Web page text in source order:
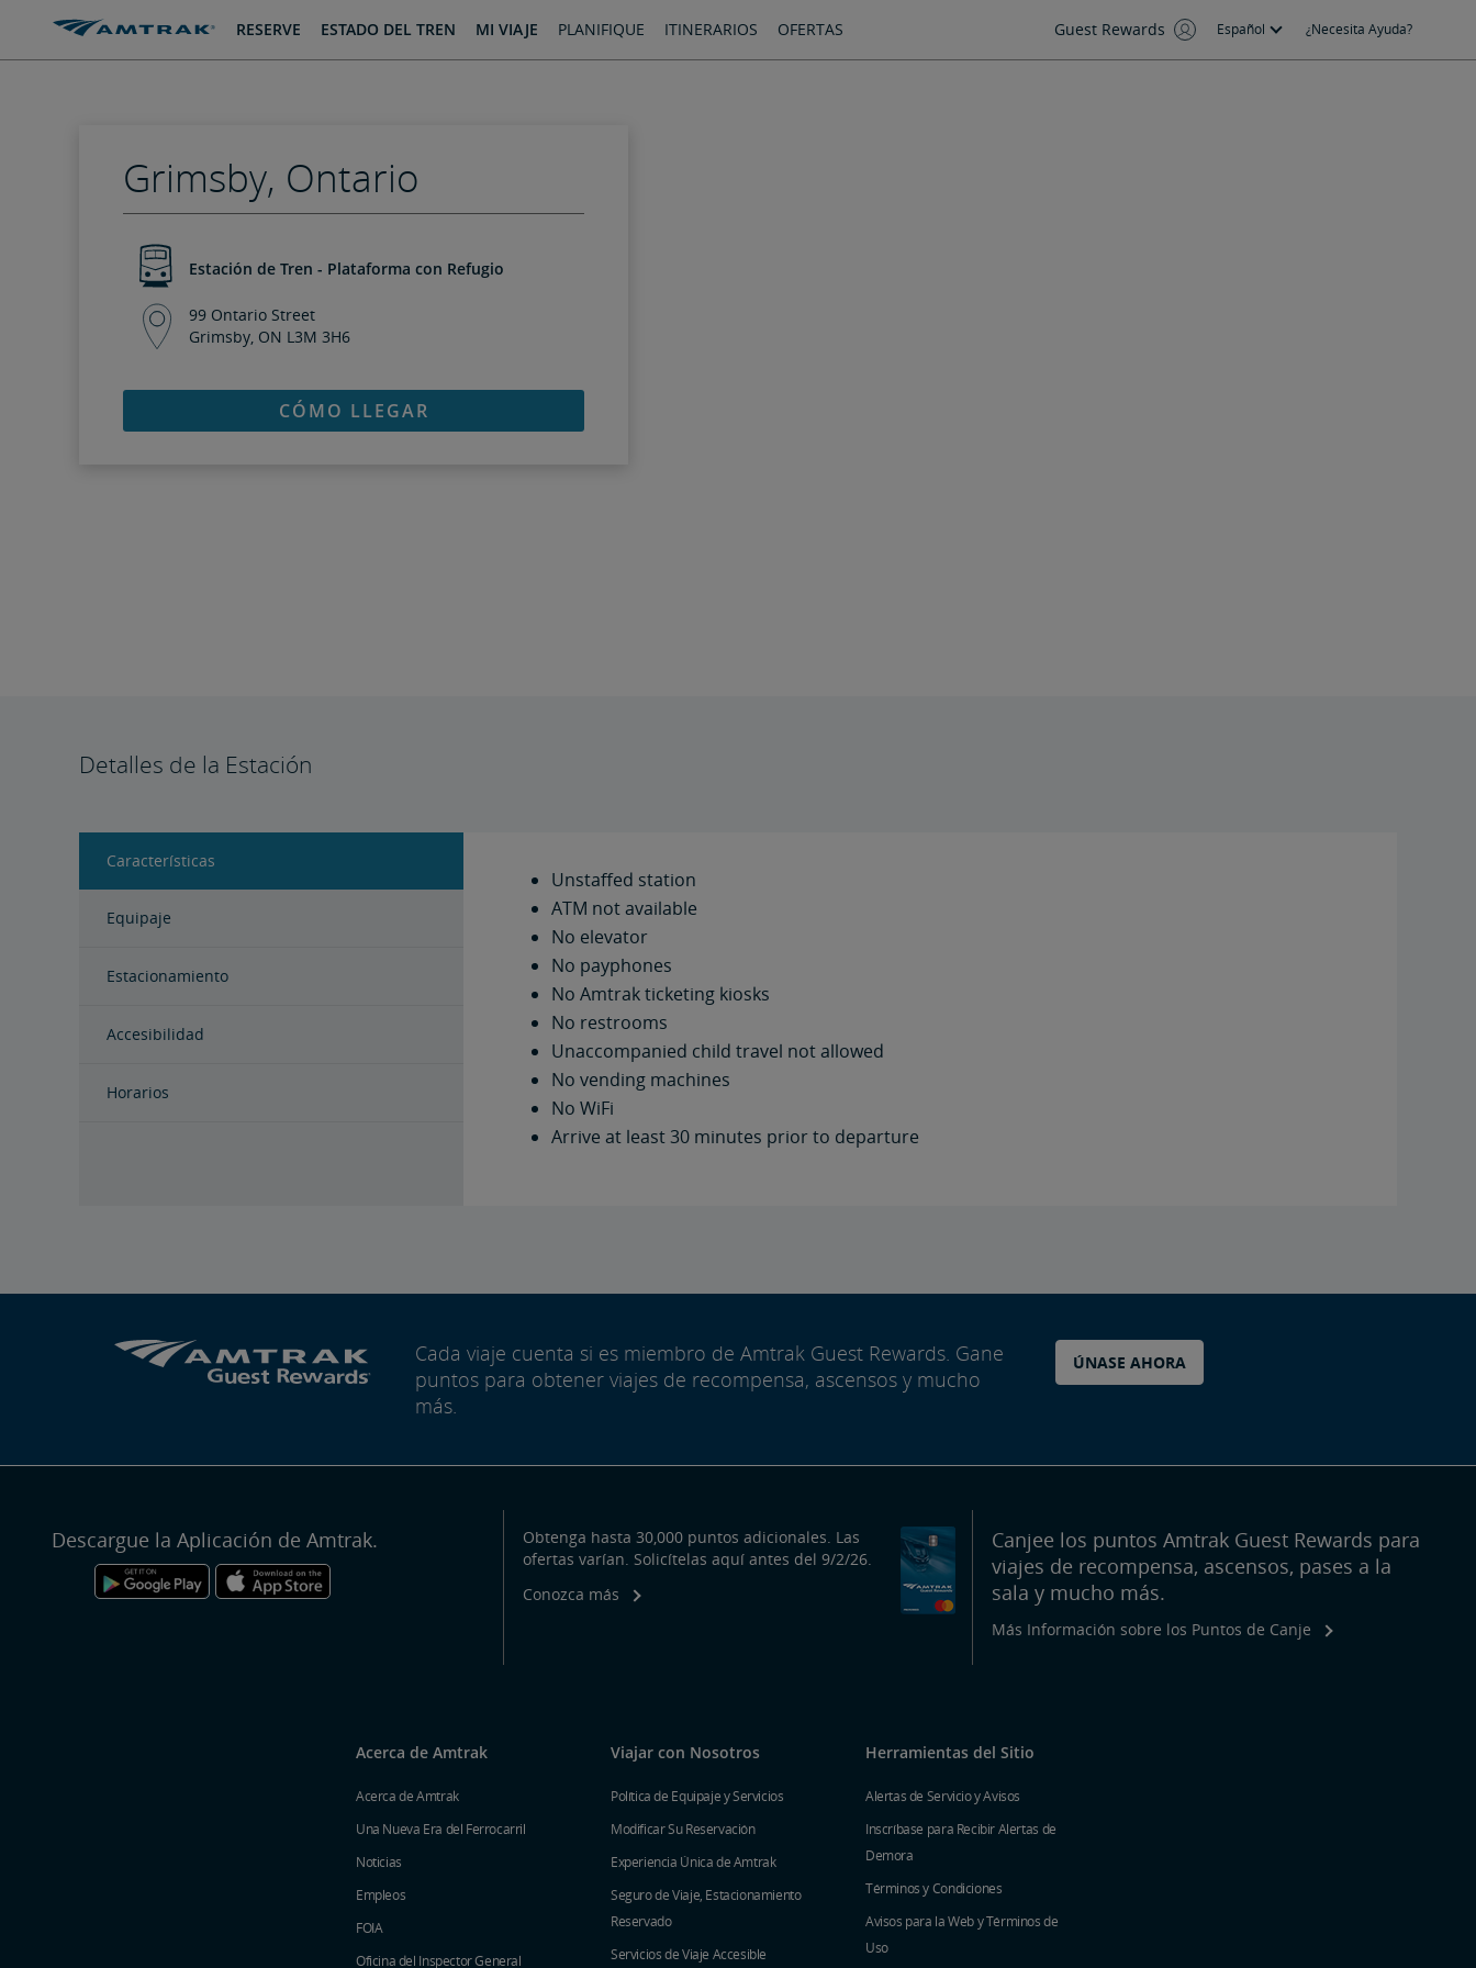
saltar
saltar RESERVE ESTADO DEL TREN MI VIAJE PLANIFIQUE ITINERARIOS OFERTAS Guest Rewards Español ¿Necesita Ayuda?
Grimsby, Ontario
Estación de Tren - Plataforma con Refugio
99 Ontario Street
Grimsby, ON L3M 3H6
CÓMO LLEGAR
Detalles de la Estación
Características
Equipaje
Estacionamiento
Accesibilidad
Horarios
Unstaffed station
ATM not available
No elevator
No payphones
No Amtrak ticketing kiosks
No restrooms
Unaccompanied child travel not allowed
No vending machines
No WiFi
Arrive at least 30 minutes prior to departure
Cada viaje cuenta si es miembro de Amtrak Guest Rewards. Gane
puntos para obtener viajes de recompensa, ascensos y mucho
más.
ÚNASE AHORA
Descargue la Aplicación de Amtrak.
Obtenga hasta 30,000 puntos adicionales. Las
ofertas varían. Solicítelas aquí antes del 9/2/26.
Conozca más
Canjee los puntos Amtrak Guest Rewards para
viajes de recompensa, ascensos, pases a la
sala y mucho más.
Más Información sobre los Puntos de Canje
Acerca de Amtrak
Acerca de Amtrak
Una Nueva Era del Ferrocarril
Noticias
Empleos
FOIA
Oficina del Inspector General
Viajar con Nosotros
Política de Equipaje y Servicios
Modificar Su Reservación
Experiencia Única de Amtrak
Seguro de Viaje, Estacionamiento
Reservado
Servicios de Viaje Accesible
Herramientas del Sitio
Alertas de Servicio y Avisos
Inscríbase para Recibir Alertas de
Demora
Términos y Condiciones
Avisos para la Web y Términos de
Uso